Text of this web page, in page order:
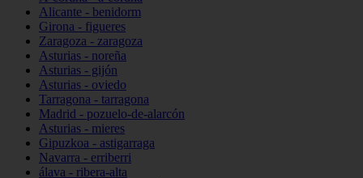
Alicante - benidorm
Girona - figueres
Zaragoza - zaragoza
Asturias - noreña
Asturias - gijón
Asturias - oviedo
Tarragona - tarragona
Madrid - pozuelo-de-alarcón
Asturias - mieres
Gipuzkoa - astigarraga
Navarra - erriberri
álava - ribera-alta